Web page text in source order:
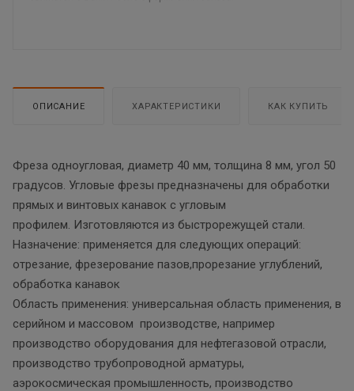
ОПИСАНИЕ ХАРАКТЕРИСТИКИ КАК КУПИТЬ
Фреза одноугловая, диаметр 40 мм, толщина 8 мм, угол 50
градусов. Угловые фрезы предназначены для обработки
прямых и винтовых канавок с угловым
профилем. Изготовляются из быстрорежущей стали.
Назначение: применяется для следующих операций:
отрезание, фрезерование пазов,прорезание углублений,
обработка канавок
Область применения: универсальная область применения, в
серийном и массовом производстве, например
производство оборудования для нефтегазовой отрасли,
производство трубопроводной арматуры,
аэрокосмическая промышленность, производство